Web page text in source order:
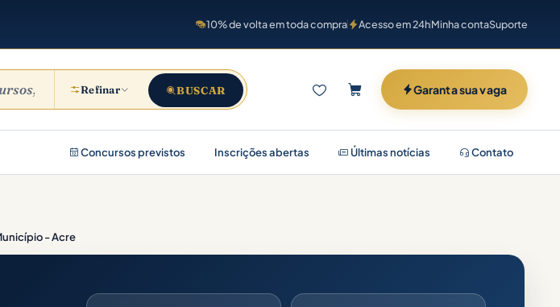
10% de volta em toda compra Acesso em 24hMinha contaSuporte
Refinar BUSCAR Garanta sua vaga
Concursos previstos Inscrições abertas Últimas notícias Contato
- Acre